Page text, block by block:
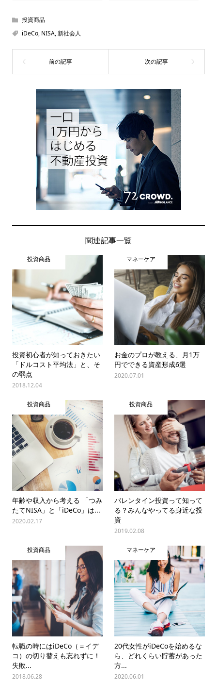
投資商品
iDeCo, NISA,新社会人
関連記事一覧
投資商品
投資初心者が知っておきたい
「ドルコスト平均法」と、そ
の弱点
2018.12.04
マネーケア
お金のプロが教える、月1万
円でできる資産形成6選
2020.07.01
投資商品
年齢や収入から考える 「つみ
たてNISA」と「iDeCo」は...
2020.02.17
投資商品
バレンタイン投資って知って
る？みんなやってる身近な投
資
2019.02.08
投資商品
転職の時にはiDeCo（＝イデ
コ）の切り替えも忘れずに！
失敗...
2018.06.28
マネーケア
20代女性がiDeCoを始めるな
ら、どれくらい貯蓄があった
方...
2020.06.01